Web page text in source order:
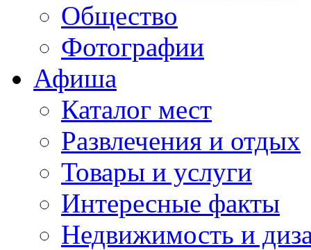
Общество
Фотографии
Афиша
Каталог мест
Развлечения и отдых
Товары и услуги
Интересные факты
Недвижимость и